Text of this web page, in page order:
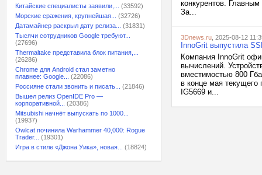
Китайские специалисты заявили,...
(33592)
Морские сражения, крупнейшая...
(32726)
Датамайнер раскрыл дату релиза...
(31831)
Тысячи сотрудников Google требуют...
(27696)
Thermaltake представила блок питания,...
(26286)
Chrome для Android стал заметно
плавнее: Google...
(22086)
Россияне стали звонить и писать...
(21846)
Вышел релиз OpenIDE Pro —
корпоративной...
(20386)
Mitsubishi начнёт выпускать по 1000...
(19937)
Owlcat починила Warhammer 40,000: Rogue
Trader...
(19301)
Игра в стиле «Джона Уика», новая...
(18824)
конкурентов.
За...
3Dnews.ru , 2025-08-12
InnoGrit выпустила
Компания InnoGrit
вычислений.
вместимостью 800
в конце мая текущего
IG5669 и...